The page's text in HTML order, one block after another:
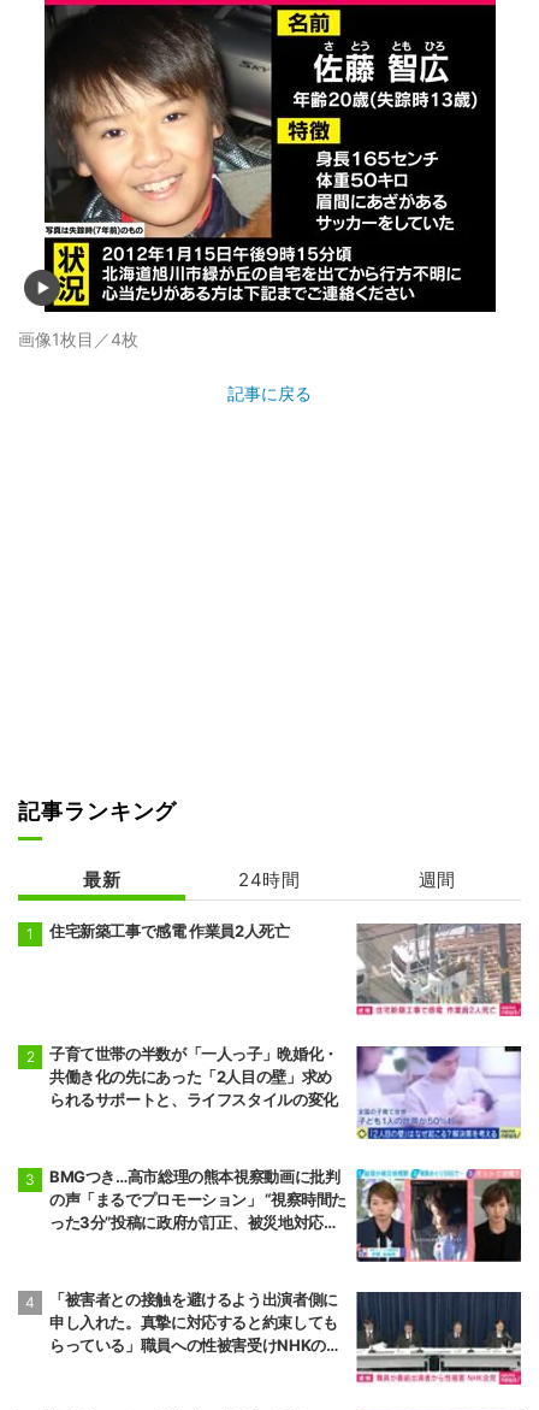
画像1枚目／4枚
記事に戻る
記事ランキング
最新 24時間 週間
住宅新築工事で感電 作業員2人死亡
子育て世帯の半数が「一人っ子」晩婚化・
共働き化の先にあった「2人目の壁」求め
られるサポートと、ライフスタイルの変化
BMGつき…高市総理の熊本視察動画に批判
の声「まるでプロモーション」 “視察時間た
った3分”投稿に政府が訂正、被災地対応め
「被害者との接触を避けるよう出演者側に
申し入れた。真摯に対応すると約束しても
らっている」職員への性被害受けNHKの対